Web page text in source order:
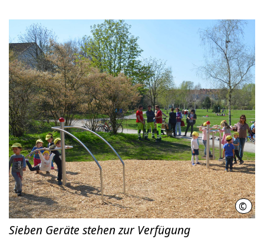
© LHH
Sieben Geräte stehen zur Verfügung